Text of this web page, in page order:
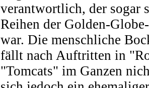
verantwortlich, der sogar
Reihen der Golden-
war. Die menschliche
fällt nach Auftritten in
"Tomcats" im Ganzen